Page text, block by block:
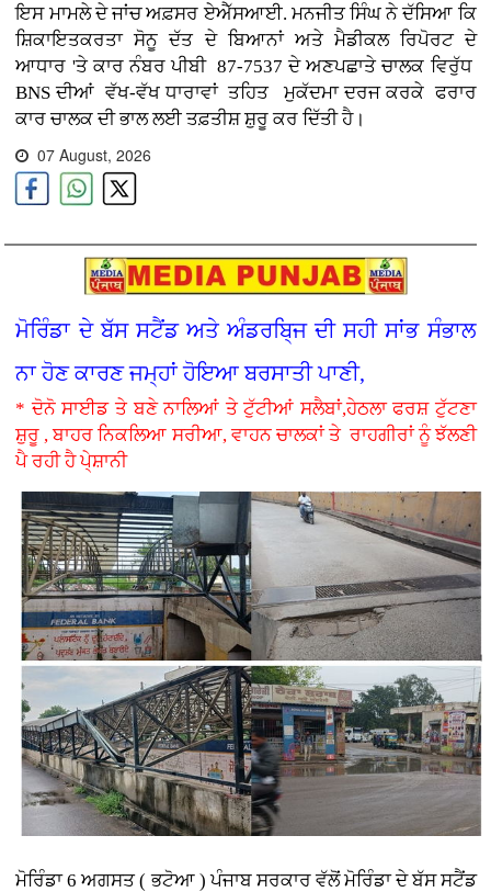
ਇਸ ਮਾਮਲੇ ਦੇ ਜਾਂਚ ਅਫ਼ਸਰ ਏਐੱਸਆਈ. ਮਨਜੀਤ ਸਿੰਘ ਨੇ ਦੱਸਿਆ ਕਿ
ਸ਼ਿਕਾਇਤਕਰਤਾ ਸੋਨੂ ਦੱਤ ਦੇ ਬਿਆਨਾਂ ਅਤੇ ਮੈਡੀਕਲ ਰਿਪੋਰਟ ਦੇ
ਆਧਾਰ 'ਤੇ ਕਾਰ ਨੰਬਰ ਪੀਬੀ 87-7537 ਦੇ ਅਣਪਛਾਤੇ ਚਾਲਕ ਵਿਰੁੱਧ
BNS ਦੀਆਂ ਵੱਖ-ਵੱਖ ਧਾਰਾਵਾਂ ਤਹਿਤ ਮੁਕੱਦਮਾ ਦਰਜ ਕਰਕੇ ਫਰਾਰ
ਕਾਰ ਚਾਲਕ ਦੀ ਭਾਲ ਲਈ ਤਫ਼ਤੀਸ਼ ਸ਼ੁਰੂ ਕਰ ਦਿੱਤੀ ਹੈ।
07 August, 2026
ਮੋਰਿੰਡਾ ਦੇ ਬੱਸ ਸਟੈਂਡ ਅਤੇ ਅੰਡਰਬਿ੍ਜ ਦੀ ਸਹੀ ਸਾਂਭ ਸੰਭਾਲ
ਨਾ ਹੋਣ ਕਾਰਣ ਜਮ੍ਹਾਂ ਹੋਇਆ ਬਰਸਾਤੀ ਪਾਣੀ,
* ਦੋਨੋ ਸਾਈਡ ਤੇ ਬਣੇ ਨਾਲਿਆਂ ਤੇ ਟੁੱਟੀਆਂ ਸਲੈਬਾਂ,ਹੇਠਲਾ ਫਰਸ਼ ਟੁੱਟਣਾ
ਸ਼ੁਰੂ , ਬਾਹਰ ਨਿਕਲਿਆ ਸਰੀਆ, ਵਾਹਨ ਚਾਲਕਾਂ ਤੇ ਰਾਹਗੀਰਾਂ ਨੂੰ ਝੱਲਣੀ
ਪੈ ਰਹੀ ਹੈ ਪੇ੍ਸ਼ਾਨੀ
ਮੋਰਿੰਡਾ 6 ਅਗਸਤ ( ਭਟੋਆ )ਪੰਜਾਬ ਸਰਕਾਰ ਵੱਲੋਂ ਮੋਰਿੰਡਾ ਦੇ ਬੱਸ ਸਟੈਂਡ